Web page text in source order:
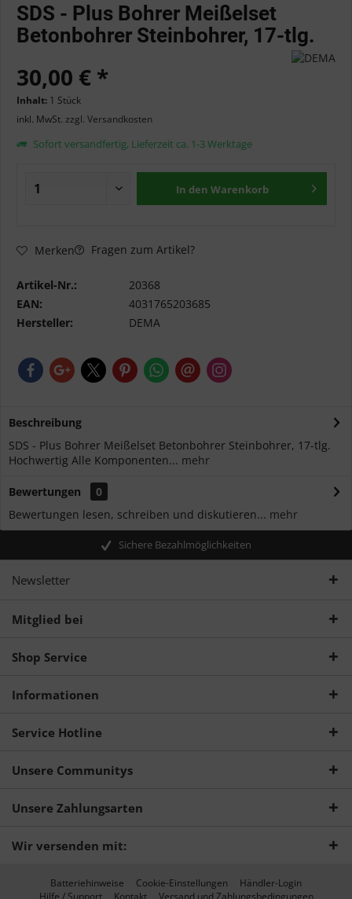
SDS - Plus Bohrer Meißelset
Betonbohrer Steinbohrer, 17-tlg.
30,00 € *
Inhalt: 1 Stück
inkl. MwSt. zzgl. Versandkosten
Sofort versandfertig, Lieferzeit ca. 1-3 Werktage
In den Warenkorb
Merken Fragen zum Artikel?
Artikel-Nr.:
20368
EAN:
4031765203685
Hersteller:
DEMA
Beschreibung
SDS - Plus Bohrer Meißelset Betonbohrer Steinbohrer, 17-tlg.
Hochwertig Alle Komponenten... mehr
Bewertungen
0
Bewertungen lesen, schreiben und diskutieren... mehr
Sichere Bezahlmöglichkeiten
Newsletter
Mitglied bei
Shop Service
Informationen
Service Hotline
Unsere Communitys
Unsere Zahlungsarten
Wir versenden mit:
Batteriehinweise Cookie-Einstellungen
Händler-Login
Hilfe / Support
Kontakt Versand und Zahlungsbedingungen